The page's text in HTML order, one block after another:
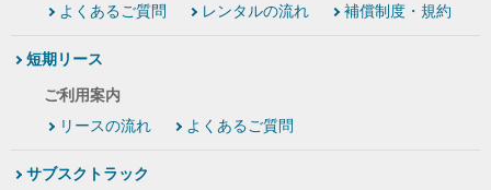
よくあるご質問
レンタルの流れ 補償制度・規約
短期リース
ご利用案内
リースの流れ
よくあるご質問
サブスクトラック